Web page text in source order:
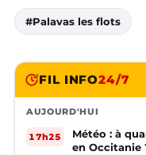
#Palavas les flots
FIL INFO24/7
AUJOURD'HUI
17h25
Météo : à
en Occitanie